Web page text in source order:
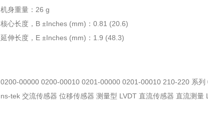
机身重量：26 g
核心长度，B ±Inches (mm)：0.81 (20.6)
延伸长度，E ±Inches (mm)：1.9 (48.3)
0200-00000 0200-00010 0201-00000 0201-00010 210-220 系
ns-tek 交流传感器 位移传感器 测量型 LVDT 直流传感器 直流测